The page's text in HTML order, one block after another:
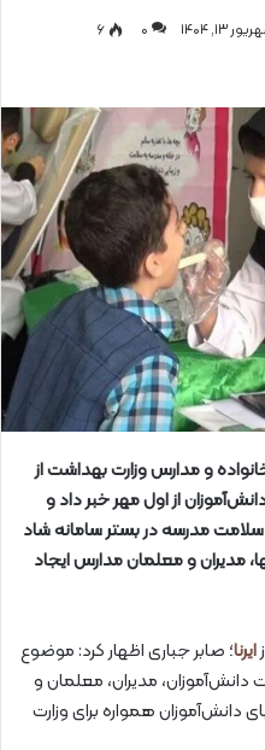
۱۴۰۴ 0
۶
و مدارس وزارت بهداشت از
از اول مهر خبر داد و
مدرسه در بستر سامانه شاد
آنها، مدیران و معلمان مدارس ایجاد
ایرنا؛ صابر جباری اظهار کرد: موضوع
مدیران، معلمان و
دانش‌آموزان همواره برای وزارت